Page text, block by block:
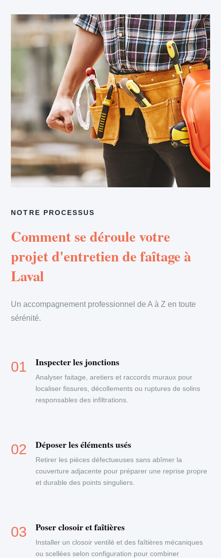
NOTRE PROCESSUS
Comment se déroule votre
projet d'entretien de faîtage à
Laval
Un accompagnement professionnel de A à Z en toute
sérénité.
Inspecter les jonctions
Analyser faitage, aretiers et raccords muraux pour
localiser fissures, décollements ou ruptures de solins
responsables des infiltrations.
Déposer les éléments usés
Retirer les pièces défectueuses sans abîmer la
couverture adjacente pour préparer une reprise propre
et durable des points singuliers.
Poser closoir et faîtières
Installer un closoir ventilé et des faîtières mécaniques
ou scellées selon configuration pour combiner